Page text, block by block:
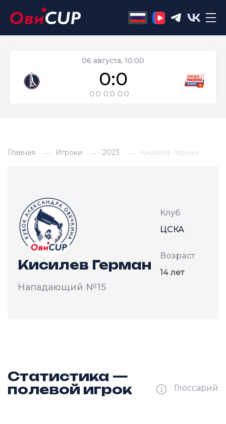
06 августа, 10:00
0:0
0:0 0:0 0:0
Главная Игроки 2023 Кисилев Герман
Кисилев Герман
Нападающий №15
Клуб
ЦСКА
Возраст
14 лет
Статистика —
полевой игрок
Глоссарий